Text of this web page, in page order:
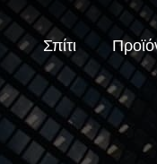
Σπίτι